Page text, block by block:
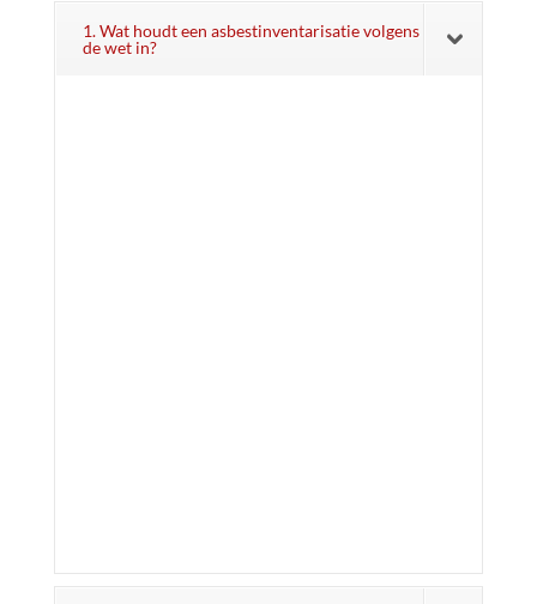
1. Wat houdt een asbestinventarisatie volgens
de wet in?